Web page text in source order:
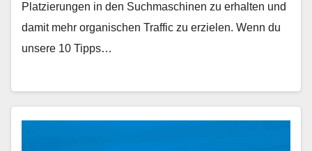
Platzierungen in den Suchmaschinen zu erhalten und
damit mehr organischen Traffic zu erzielen. Wenn du
unsere 10 Tipps…